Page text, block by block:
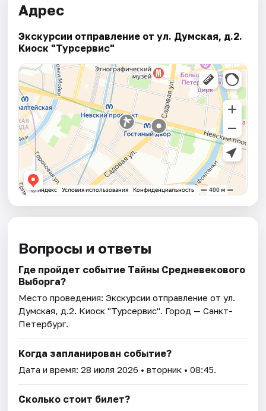
Адрес
Экскурсии отправление от ул. Думская, д.2.
Киоск "Турсервис"
Вопросы и ответы
Где пройдет событие Тайны Средневекового
Выборга?
Место проведения:Экскурсии отправление от ул.
Думская, д.2. Киоск "Турсервис". Город — Санкт-
Петербург.
Когда запланирован событие?
Дата и время:28 июля 2026 • вторник • 08:45.
Сколько стоит билет?